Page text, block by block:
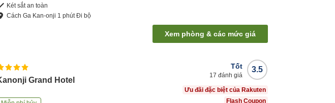
Két sắt an toàn
CáchGa Kan-onji 1 phútĐi bộ
Xem phòng & các mức giá
Grand Hotel
3.5
Tốt
17 đánh giá
Ưu đãi đặc biệt của Rakuten
Flash Coupon